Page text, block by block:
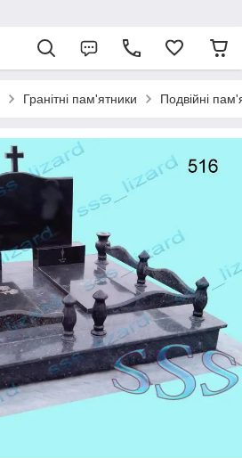
Гранітні пам'ятники Подвійні